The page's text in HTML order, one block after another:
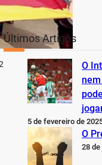
Últimos Artigos
O
5 de fevereiro de
O
28